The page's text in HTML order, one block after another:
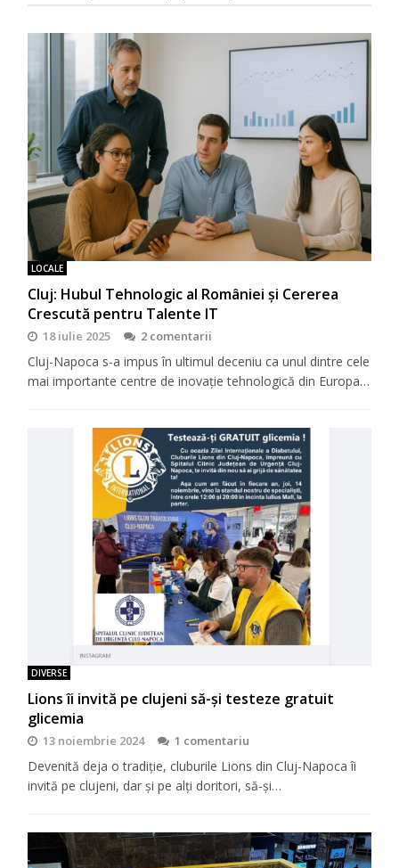
LOCALE
Cluj: Hubul Tehnologic al României și Cererea
Crescută pentru Talente IT
18 iulie 2025 2 comentarii
Cluj-Napoca s-a impus în ultimul deceniu ca unul dintre cele
mai importante centre de inovație tehnologică din Europa…
DIVERSE
Lions îi invită pe clujeni să-şi testeze gratuit
glicemia
13 noiembrie 2024 1 comentariu
Devenită deja o tradiţie, cluburile Lions din Cluj-Napoca îi
invită pe clujeni, dar şi pe alţi doritori, să-şi…